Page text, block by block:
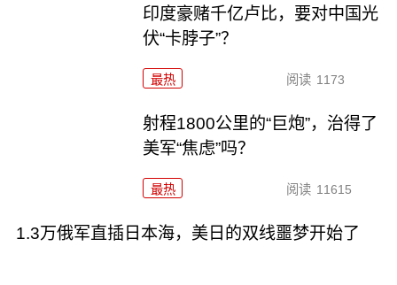
印度豪赌千亿卢比，要对中国光
伏“卡脖子”？
最热 阅读 1173
射程1800公里的“巨炮”，治得了
美军“焦虑”吗？
最热 阅读 11615
1.3万俄军直插日本海，美日的双线噩梦开始了